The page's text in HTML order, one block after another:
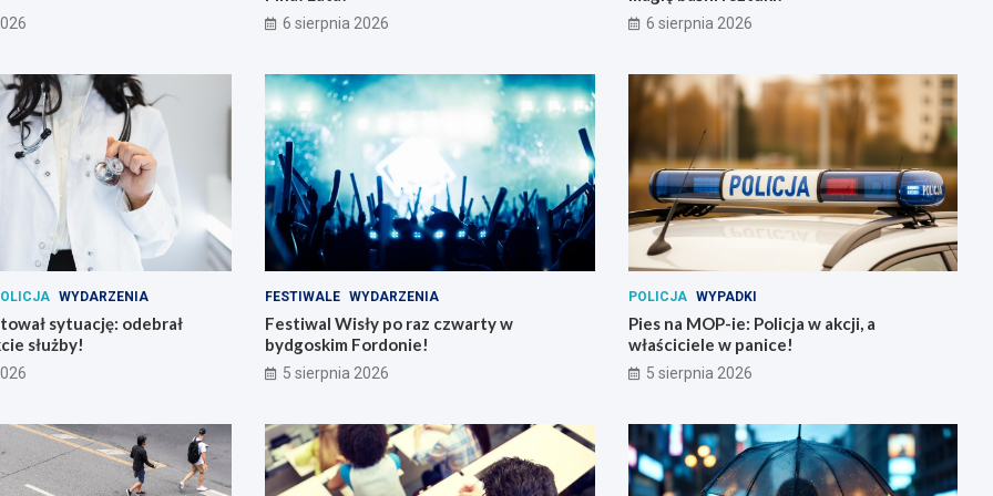
6 sierpnia 2026 6 sierpnia 2026
WYDARZENIA
sytuację: odebrał
służby!
FESTIWALE WYDARZENIA
Festiwal Wisły po raz czwarty w
bydgoskim Fordonie!
5 sierpnia 2026
POLICJA WYPADKI
Pies na MOP-ie: Policja w akcji, a
właściciele w panice!
5 sierpnia 2026